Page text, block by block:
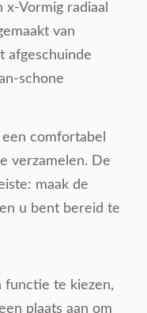
Vormig radiaal
van
afgeschuinde
schone
comfortabel
verzamelen. De
maak de
u bent bereid te
functie te kiezen,
plaats aan om